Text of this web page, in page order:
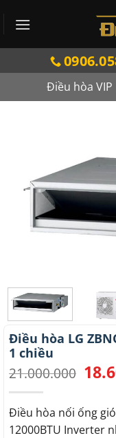
qua
Điều hòa VIP
Điều hòa LG
1 chiều
21.000.000 Giá
gốc
Điều hòa nối ống gió
12000BTU Inverter